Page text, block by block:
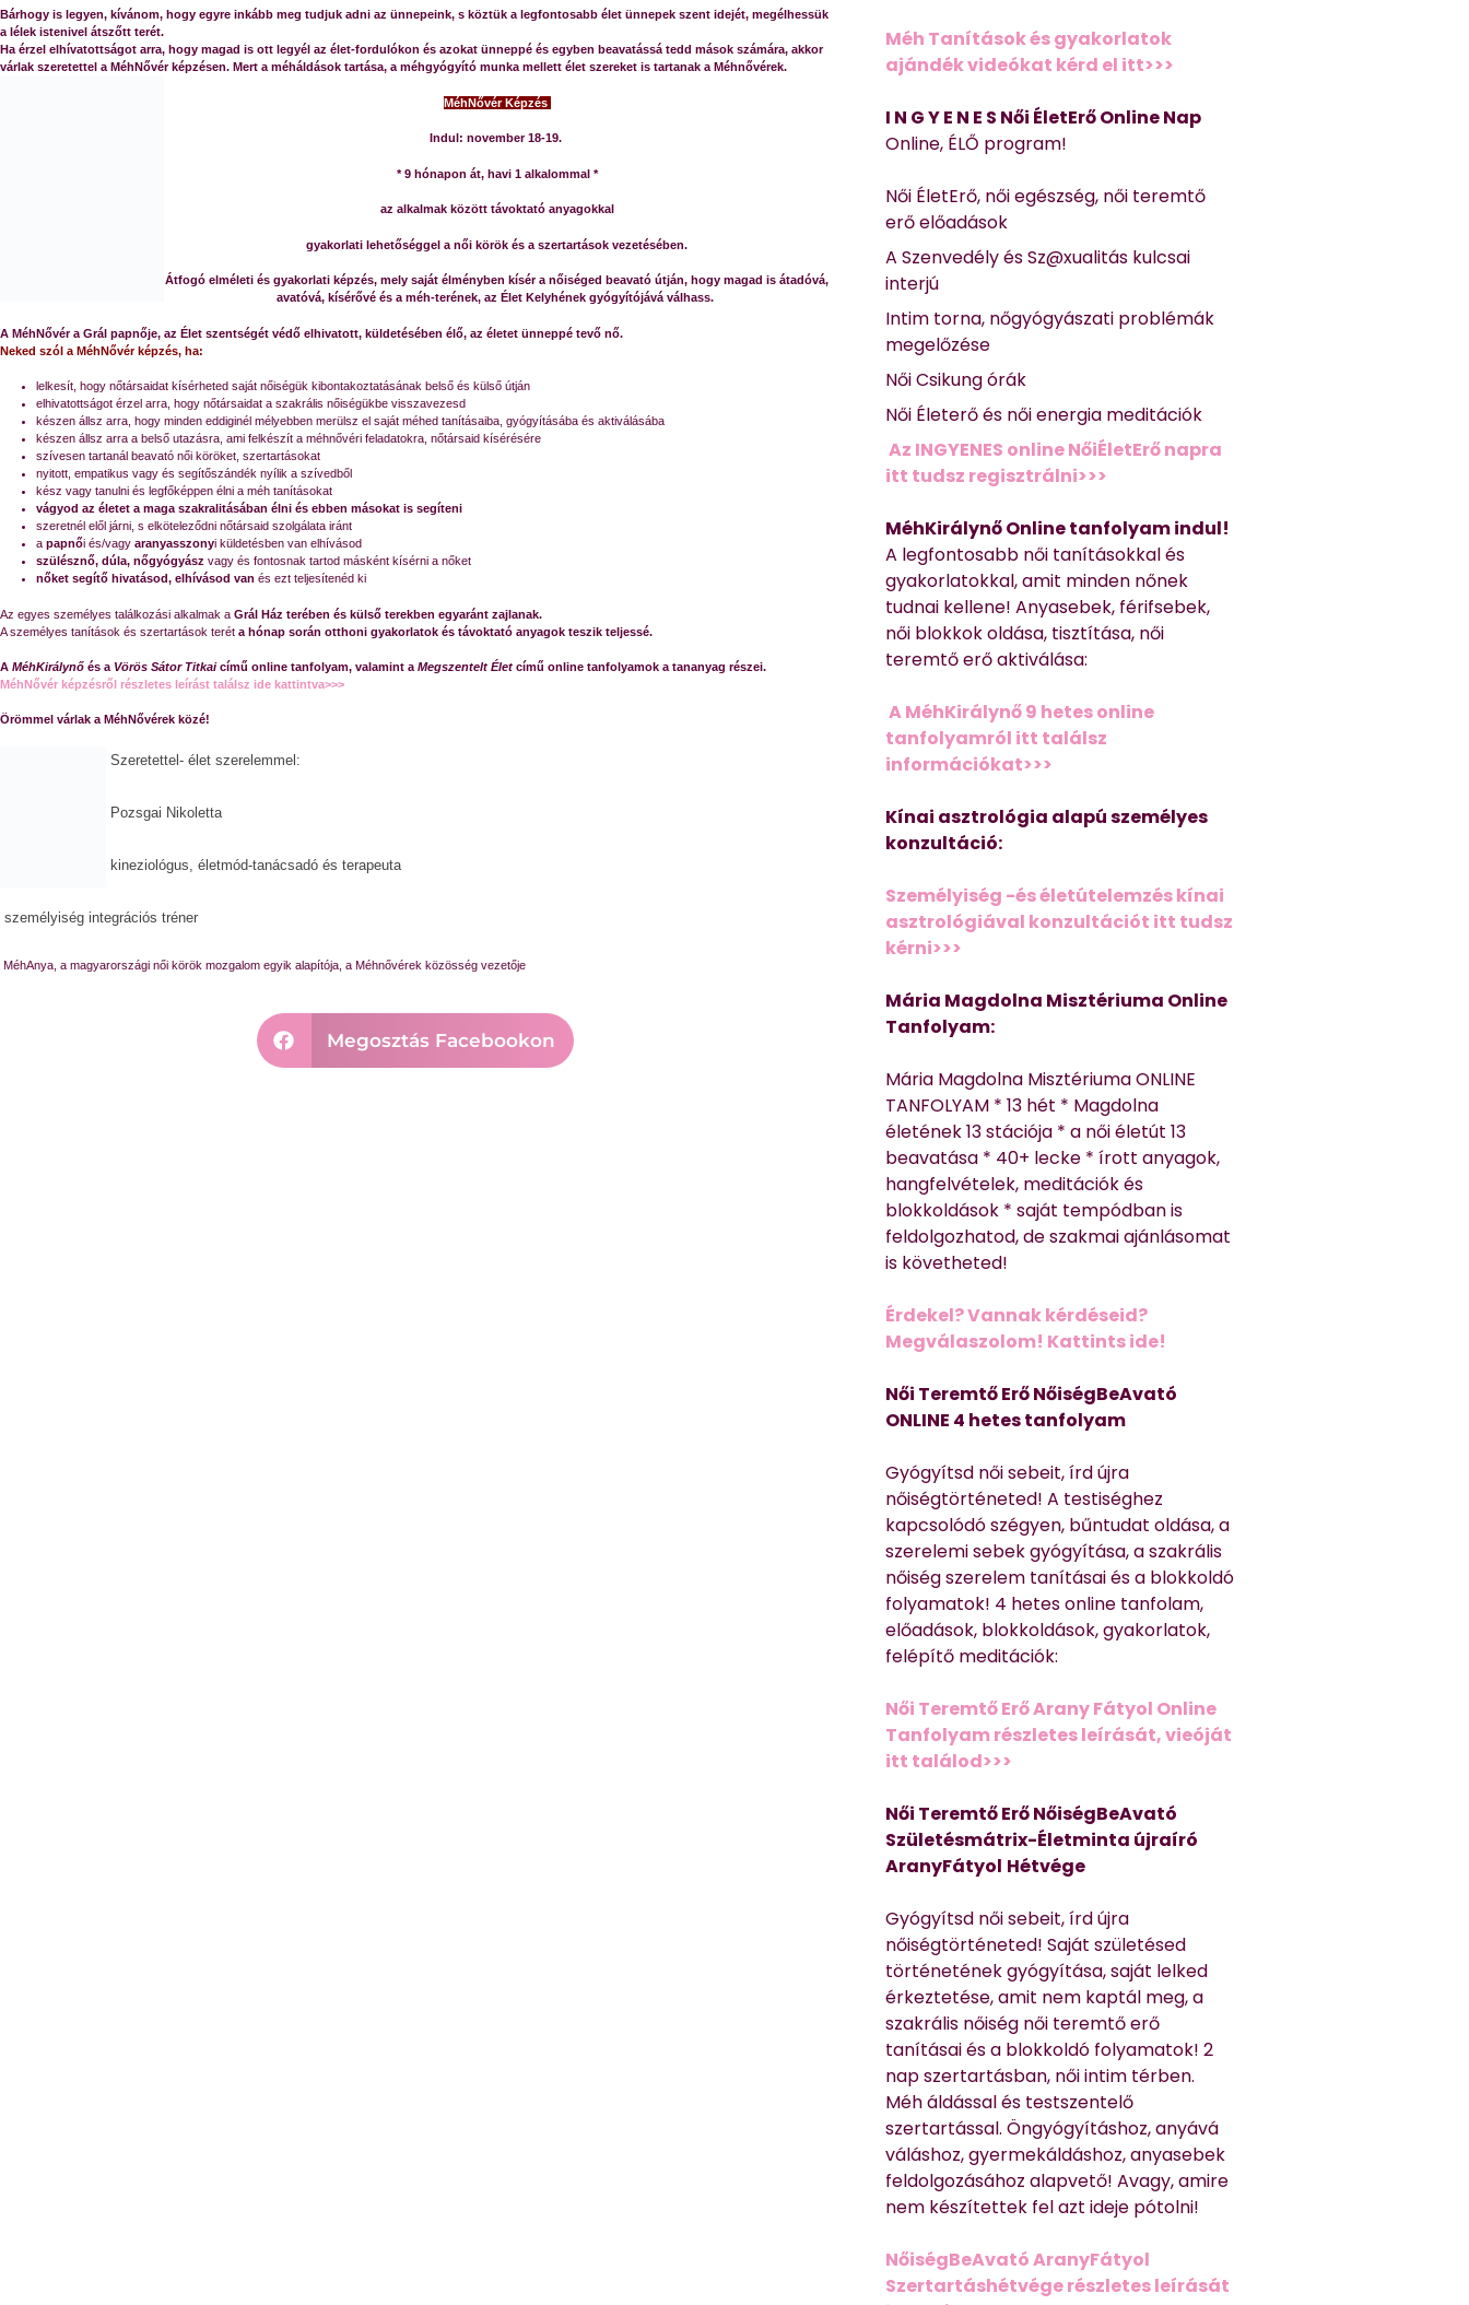
Bárhogy is legyen, kívánom, hogy egyre inkább meg tudjuk adni az ünnepeink, s köztük a legfontosabb élet ünnepek szent idejét, megélhessük
a lélek istenivel átszőtt terét.
Ha érzel elhívatottságot arra, hogy magad is ott legyél az élet-fordulókon és azokat ünneppé és egyben beavatássá tedd mások számára, akkor
várlak szeretettel a MéhNővér képzésen. Mert a méháldások tartása, a méhgyógyító munka mellett élet szereket is tartanak a Méhnővérek.
MéhNővér Képzés
Indul: november 18-19.
* 9 hónapon át, havi 1 alkalommal *
az alkalmak között távoktató anyagokkal
gyakorlati lehetőséggel a női körök és a szertartások vezetésében.
Átfogó elméleti és gyakorlati képzés, mely saját élményben kísér a nőiséged beavató útján, hogy magad is átadóvá,
avatóvá, kísérővé és a méh-terének, az Élet Kelyhének gyógyítójává válhass.
A MéhNővér a Grál papnője, az Élet szentségét védő elhivatott, küldetésében élő, az életet ünneppé tevő nő.
Neked szól a MéhNővér képzés, ha:
lelkesít, hogy nőtársaidat kísérheted saját nőiségük kibontakoztatásának belső és külső útján
elhivatottságot érzel arra, hogy nőtársaidat a szakrális nőiségükbe visszavezesd
készen állsz arra, hogy minden eddiginél mélyebben merülsz el saját méhed tanításaiba, gyógyításába és aktiválásába
készen állsz arra a belső utazásra, ami felkészít a méhnővéri feladatokra, nőtársaid kísérésére
szívesen tartanál beavató női köröket, szertartásokat
nyitott, empatikus vagy és segítőszándék nyílik a szívedből
kész vagy tanulni és legfőképpen élni a méh tanításokat
vágyod az életet a maga szakralitásában élni és ebben másokat is segíteni
szeretnél elől járni, s elköteleződni nőtársaid szolgálata iránt
a papnői és/vagy aranyasszonyi küldetésben van elhívásod
szülésznő, dúla, nőgyógyász vagy és fontosnak tartod másként kísérni a nőket
nőket segítő hivatásod, elhívásod van és ezt teljesítenéd ki
Az egyes személyes találkozási alkalmak a Grál Ház terében és külső terekben egyaránt zajlanak.
A személyes tanítások és szertartások terét a hónap során otthoni gyakorlatok és távoktató anyagok teszik teljessé.
A MéhKirálynő és a Vörös Sátor Titkaicímű online tanfolyam, valamint a Megszentelt Élet című online tanfolyamok a tananyag részei.
MéhNővér képzésről részletes leírást találsz ide kattintva>>>
Örömmel várlak a MéhNővérek közé!
Szeretettel- élet szerelemmel:
Pozsgai Nikoletta
kineziológus, életmód-tanácsadó és terapeuta
személyiség integrációs tréner
MéhAnya, a magyarországi női körök mozgalom egyik alapítója, a Méhnővérek közösség vezetője
Megosztás Facebookon
Méh Tanítások és gyakorlatok
ajándék videókat kérd el itt>>>
I N G Y E N E S Női ÉletErő Online Nap
Online, ÉLŐ program!
Női ÉletErő, női egészség, női teremtő
erő előadások
A Szenvedély és Sz@xualitás kulcsai
interjú
Intim torna, nőgyógyászati problémák
megelőzése
Női Csikung órák
Női Életerő és női energia meditációk
Az INGYENES online NőiÉletErő napra
itt tudsz regisztrálni>>>
MéhKirálynő Online tanfolyam indul!
A legfontosabb női tanításokkal és
gyakorlatokkal, amit minden nőnek
tudnai kellene! Anyasebek, férifsebek,
női blokkok oldása, tisztítása, női
teremtő erő aktiválása:
A MéhKirálynő 9 hetes online
tanfolyamról itt találsz
információkat>>>
Kínai asztrológia alapú személyes
konzultáció:
Személyiség -és életútelemzés kínai
asztrológiával konzultációt itt tudsz
kérni>>>
Mária Magdolna Misztériuma Online
Tanfolyam:
Mária Magdolna Misztériuma ONLINE
TANFOLYAM * 13 hét * Magdolna
életének 13 stációja * a női életút 13
beavatása * 40+ lecke * írott anyagok,
hangfelvételek, meditációk és
blokkoldások * saját tempódban is
feldolgozhatod, de szakmai ajánlásomat
is követheted!
Érdekel? Vannak kérdéseid?
Megválaszolom! Kattints ide!
Női Teremtő Erő NőiségBeAvató
ONLINE 4 hetes tanfolyam
Gyógyítsd női sebeit, írd újra
nőiségtörténeted! A testiséghez
kapcsolódó szégyen, bűntudat oldása, a
szerelemi sebek gyógyítása, a szakrális
nőiség szerelem tanításai és a blokkoldó
folyamatok! 4 hetes online tanfolam,
előadások, blokkoldások, gyakorlatok,
felépítő meditációk:
Női Teremtő Erő Arany Fátyol Online
Tanfolyam részletes leírását, vieóját
itt találod>>>
Női Teremtő Erő NőiségBeAvató
Születésmátrix-Életminta újraíró
AranyFátyol Hétvége
Gyógyítsd női sebeit, írd újra
nőiségtörténeted! Saját születésed
történetének gyógyítása, saját lelked
érkeztetése, amit nem kaptál meg, a
szakrális nőiség női teremtő erő
tanításai és a blokkoldó folyamatok! 2
nap szertartásban, női intim térben.
Méh áldással és testszentelő
szertartással. Öngyógyításhoz, anyává
váláshoz, gyermekáldáshoz, anyasebek
feldolgozásához alapvető! Avagy, amire
nem készítettek fel azt ideje pótolni!
NőiségBeAvató AranyFátyol
Szertartáshétvége részletes leírását